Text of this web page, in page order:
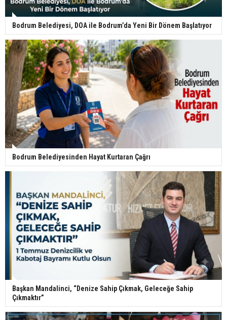
Bodrum Belediyesi, DOA ile Bodrum’da Yeni Bir Dönem Başlatıyor
Bodrum Belediyesinden Hayat Kurtaran Çağrı
Başkan Mandalinci, “Denize Sahip Çıkmak, Geleceğe Sahip
Çıkmaktır”